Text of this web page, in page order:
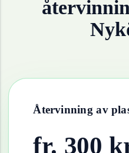
Återvinning av
fr. 300